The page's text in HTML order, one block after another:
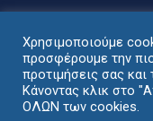
Συνδεθείτε
Χρησιμοποιούμε
προσφέρουμε την
προτιμήσεις σας και
Κάνοντας κλικ στο
ΟΛΩΝ των cookies.